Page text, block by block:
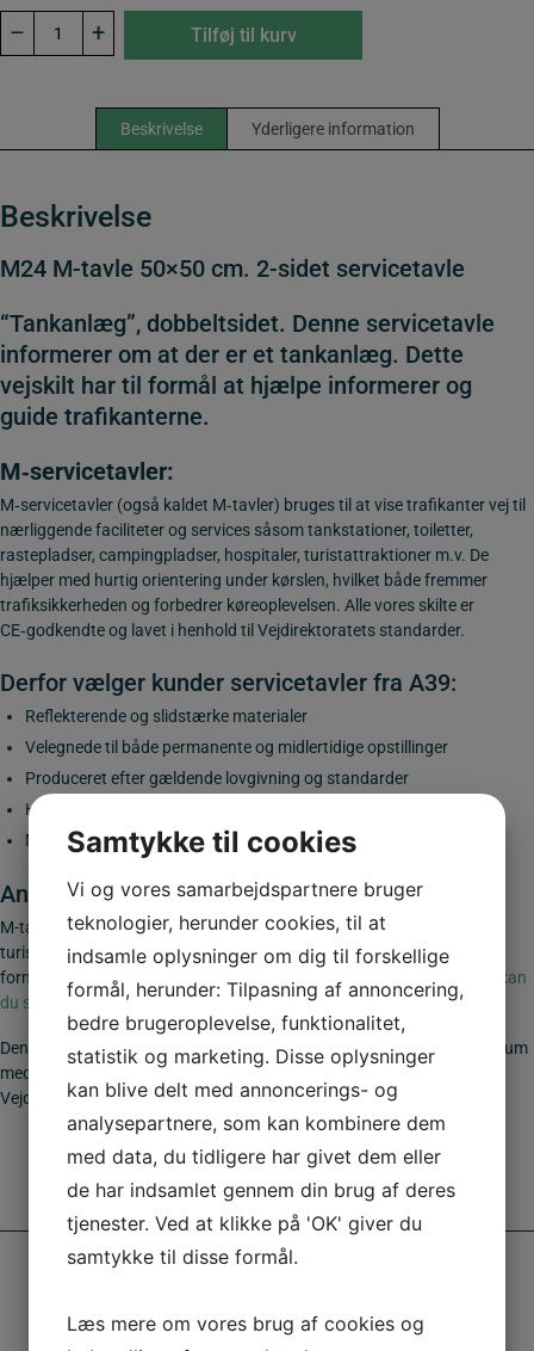
–
M24
M-
tavle
+ Tilføj til kurv
Beskrivelse Yderligere information
Beskrivelse
M24 M-tavle 50×50 cm. 2-sidet servicetavle
“Tankanlæg”, dobbeltsidet. Denne servicetavle
informerer om at der er et tankanlæg. Dette
vejskilt har til formål at hjælpe informerer og
guide trafikanterne.
M‑servicetavler:
M‑servicetavler (også kaldet M‑tavler) bruges til at vise trafikanter vej til
nærliggende faciliteter og services såsom tankstationer, toiletter,
rastepladser, campingpladser, hospitaler, turistattraktioner m.v. De
hjælper med hurtig orientering under kørslen, hvilket både fremmer
trafiksikkerheden og forbedrer køreoplevelsen. Alle vores skilte er
CE‑godkendte og lavet i henhold til Vejdirektoratets standarder.
Derfor vælger kunder servicetavler fra A39:
Reflekterende og slidstærke materialer
Velegnede til både permanente og midlertidige opstillinger
Produceret efter gældende lovgivning og standarder
Hurtig levering og mulighed for rådgivning
Mulighed for specialdesignede servicetavler
Anvendelse af M-tavler
M-tavler er især relevante ved motorveje, landeveje, rastepladser,
turistområder, bygrænser og naturområder, hvor de hjælper med at
formidle vigtig service information til både lokale og besøgende.
Her kan
du se listen med samtlige godkendte servicetavler.
Denne M-tavle 50×50 cm. er udført i 2 mm søvandsbestandig aluminium
med CE-mærket reflekstype 3. Opfylder gældende krav fra
Vejdirektoratet. Se opsætningsudstyrher
Samtykke til cookies
Vi og vores samarbejdspartnere bruger
teknologier, herunder cookies, til at
indsamle oplysninger om dig til forskellige
formål, herunder: Tilpasning af annoncering,
bedre brugeroplevelse, funktionalitet,
statistik og marketing. Disse oplysninger
kan blive delt med annoncerings- og
analysepartnere, som kan kombinere dem
med data, du tidligere har givet dem eller
de har indsamlet gennem din brug af deres
tjenester. Ved at klikke på 'OK' giver du
samtykke til disse formål.
Læs mere om vores brug af cookies og